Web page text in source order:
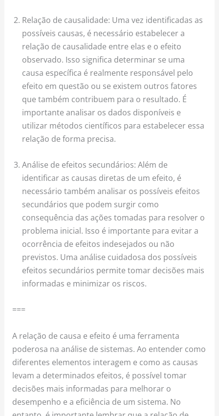
Relação de causalidade: Uma vez identificadas as
possíveis causas, é necessário estabelecer a
relação de causalidade entre elas e o efeito
observado. Isso significa determinar se uma
causa específica é realmente responsável pelo
efeito em questão ou se existem outros fatores
que também contribuem para o resultado. É
importante analisar os dados disponíveis e
utilizar métodos científicos para estabelecer essa
relação de forma precisa.
Análise de efeitos secundários: Além de
identificar as causas diretas de um efeito, é
necessário também analisar os possíveis efeitos
secundários que podem surgir como
consequência das ações tomadas para resolver o
problema inicial. Isso é importante para evitar a
ocorrência de efeitos indesejados ou não
previstos. Uma análise cuidadosa dos possíveis
efeitos secundários permite tomar decisões mais
informadas e minimizar os riscos.
===
A relação de causa e efeito é uma ferramenta
poderosa na análise de sistemas. Ao entender como
diferentes elementos interagem e como as causas
levam a determinados efeitos, é possível tomar
decisões mais informadas para melhorar o
desempenho e a eficiência de um sistema. No